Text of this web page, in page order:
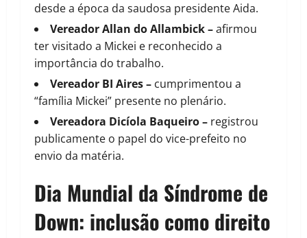
desde a época da saudosa presidente Aida.
Vereador Allan do Allambick–afirmou
ter visitado a Mickei e reconhecido a
importância do trabalho.
Vereador BI Aires– cumprimentou a
“família Mickei” presente no plenário.
Vereadora Dicíola Baqueiro– registrou
publicamente o papel do vice-prefeito no
envio da matéria.
Dia Mundial da Síndrome de
Down: inclusão como direito